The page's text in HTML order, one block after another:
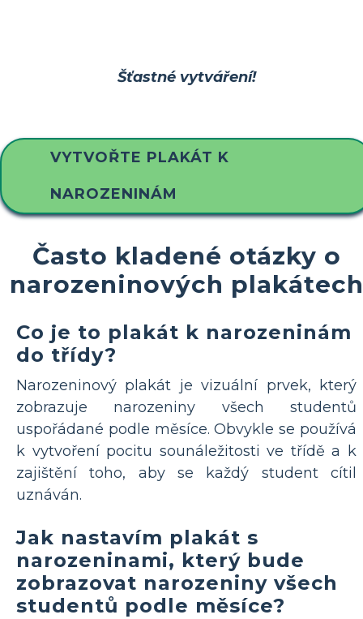
Šťastné vytváření!
VYTVOŘTE PLAKÁT K
NAROZENINÁM
Často kladené otázky o
narozeninových plakátech
Co je to plakát k narozeninám
do třídy?
Narozeninový plakát je vizuální prvek, který
zobrazuje narozeniny všech studentů
uspořádané podle měsíce. Obvykle se používá
k vytvoření pocitu sounáležitosti ve třídě a k
zajištění toho, aby se každý student cítil
uznáván.
Jak nastavím plakát s
narozeninami, který bude
zobrazovat narozeniny všech
studentů podle měsíce?